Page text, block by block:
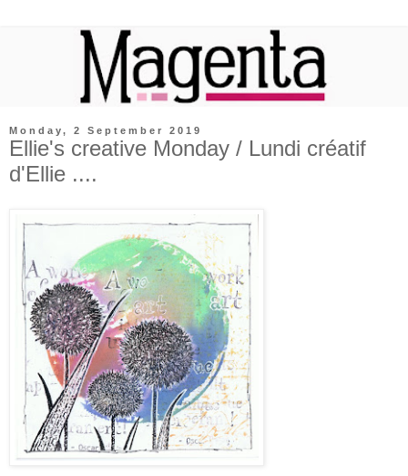
Monday, 2 September 2019
Ellie's creative Monday / Lundi créatif
d'Ellie ....